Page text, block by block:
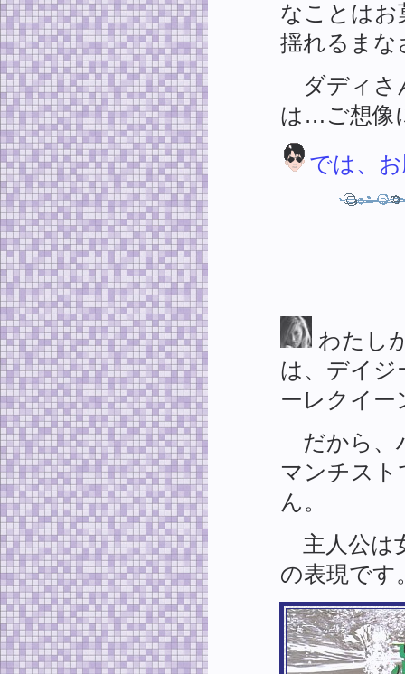
なことはお
揺れるまな
ダディさ
は…ご想像
では、
わたし
は、デイジ
ーレクイー
だから、
マンチスト
ん。
主人公は
の表現です